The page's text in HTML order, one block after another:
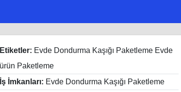
Etiketler: Evde Dondurma Kaşığı Paketleme Evde
ürün Paketleme
İş İmkanları: Evde Dondurma Kaşığı Paketleme